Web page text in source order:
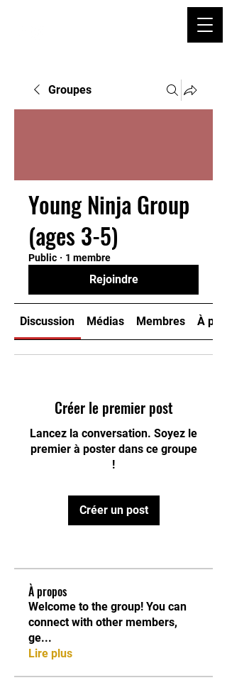
Groupes
Young Ninja Group
(ages 3-5)
Public · 1 membre
Rejoindre
Discussion Médias Membres À
Créer le premier post
Lancez la conversation. Soyez le
premier à poster dans ce groupe
!
Créer un post
À propos
Welcome to the group! You can
connect with other members,
ge...
Lire plus